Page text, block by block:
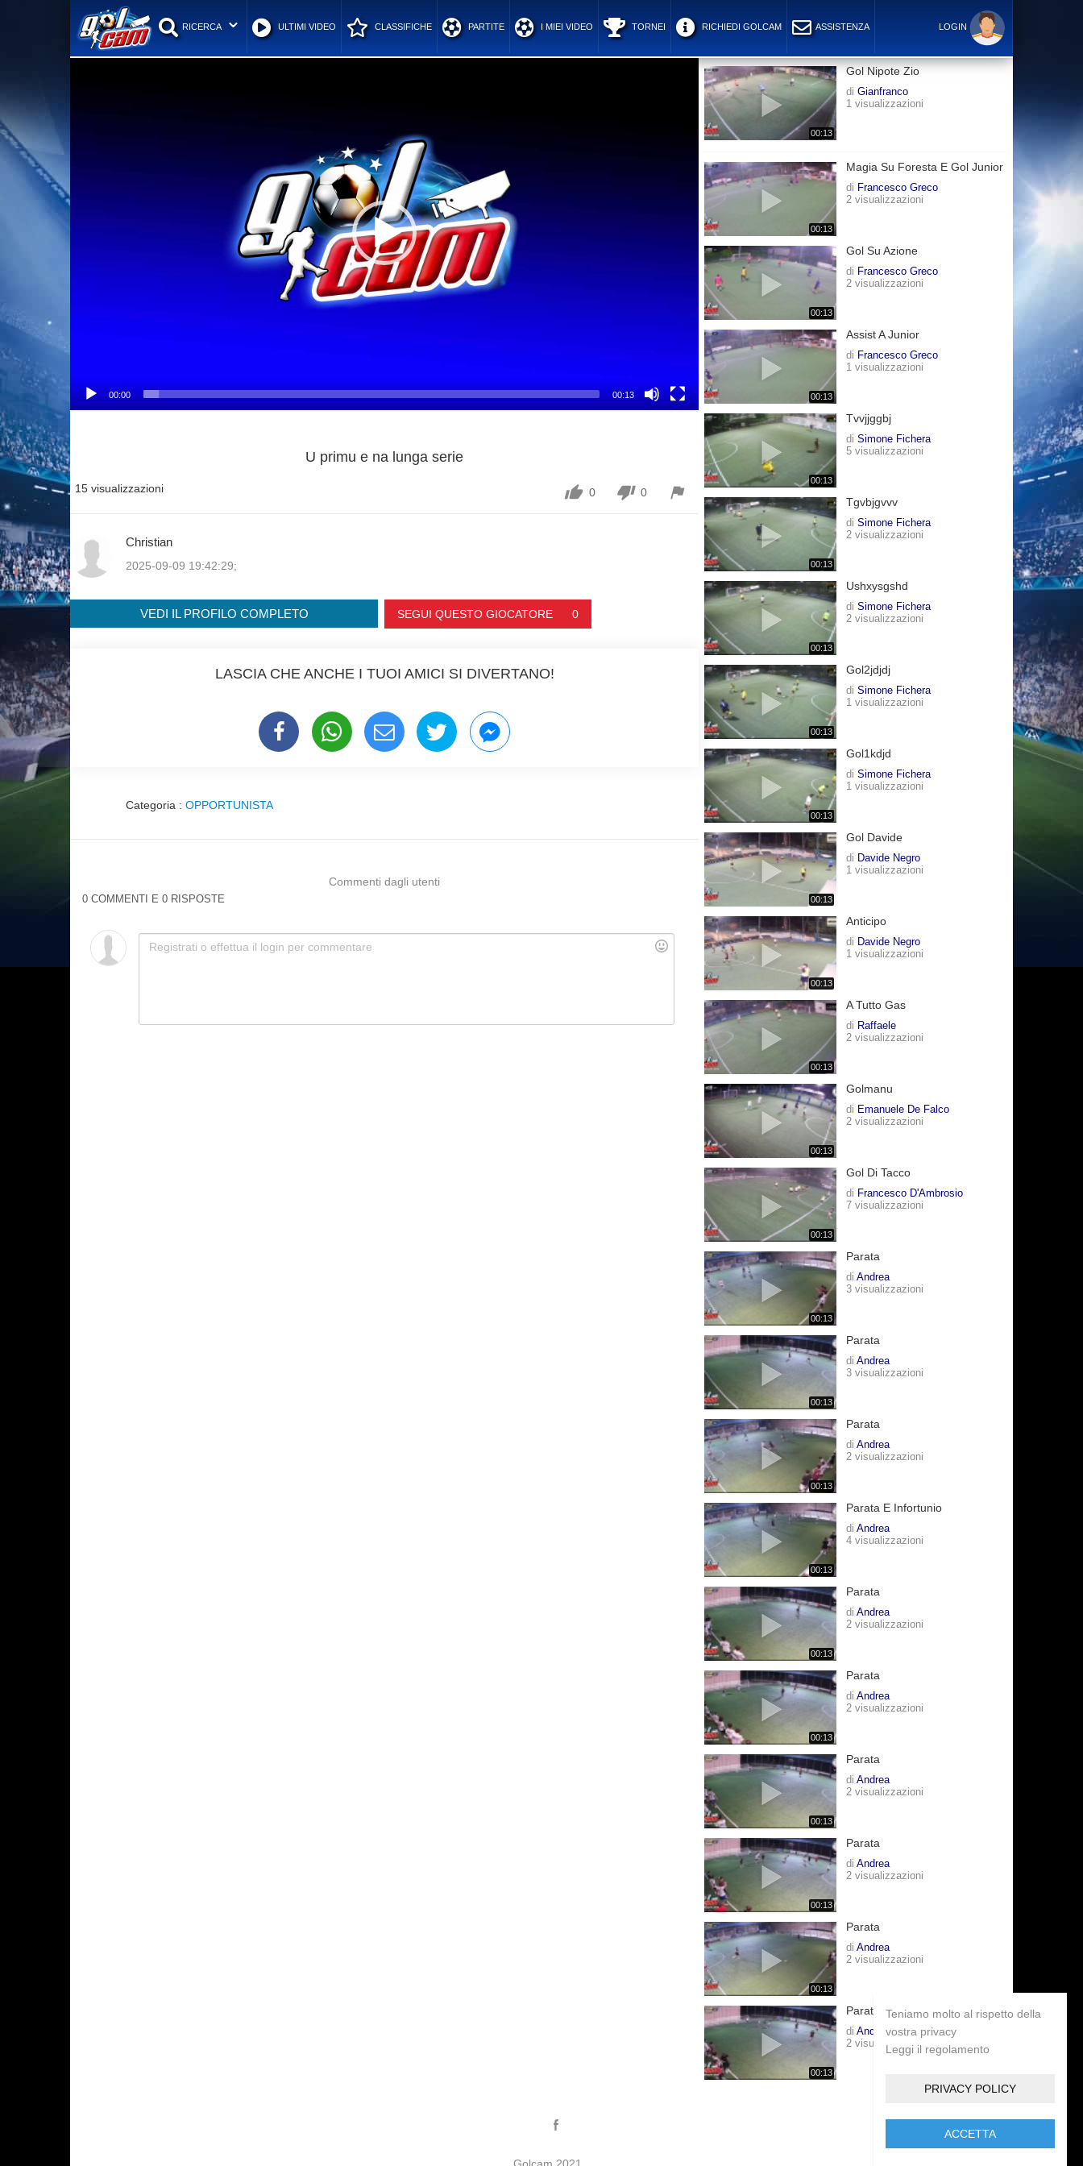
RICERCA ULTIMI VIDEO CLASSIFICHE PARTITE I MIEI VIDEO TORNEI RICHIEDI GOLCAM ASSISTENZA LOGIN
00:00 00:13
00:13
Gol Nipote Zio
di Gianfranco
1 visualizzazioni
00:13
Magia Su Foresta E Gol Junior
di Francesco Greco
2 visualizzazioni
00:13
Gol Su Azione
di Francesco Greco
2 visualizzazioni
00:13
Assist A Junior
di Francesco Greco
1 visualizzazioni
00:13
Tvvjjggbj
di Simone Fichera
5 visualizzazioni
00:13
Tgvbjgvvv
di Simone Fichera
2 visualizzazioni
00:13
Ushxysgshd
di Simone Fichera
2 visualizzazioni
00:13
Gol2jdjdj
di Simone Fichera
1 visualizzazioni
00:13
Gol1kdjd
di Simone Fichera
1 visualizzazioni
00:13
Gol Davide
di Davide Negro
1 visualizzazioni
00:13
Anticipo
di Davide Negro
1 visualizzazioni
00:13
A Tutto Gas
di Raffaele
2 visualizzazioni
00:13
Golmanu
di Emanuele De Falco
2 visualizzazioni
00:13
Gol Di Tacco
di Francesco D'Ambrosio
7 visualizzazioni
00:13
Parata
di Andrea
3 visualizzazioni
00:13
Parata
di Andrea
3 visualizzazioni
00:13
Parata
di Andrea
2 visualizzazioni
00:13
Parata E Infortunio
di Andrea
4 visualizzazioni
00:13
Parata
di Andrea
2 visualizzazioni
00:13
Parata
di Andrea
2 visualizzazioni
00:13
Parata
di Andrea
2 visualizzazioni
00:13
Parata
di Andrea
2 visualizzazioni
00:13
Parata
di Andrea
2 visualizzazioni
00:13
Parata
di Andrea
2 visualizzazioni
U primu e na lunga serie
15 visualizzazioni  0  0 
Christian
2025-09-09 19:42:29;
VEDI IL PROFILO COMPLETO SEGUI QUESTO GIOCATORE 0
LASCIA CHE ANCHE I TUOI AMICI SI DIVERTANO!
Categoria : OPPORTUNISTA
Commenti dagli utenti
0 COMMENTI E 0 RISPOSTE
Teniamo molto al rispetto della
vostra privacy
Leggi il regolamento
PRIVACY POLICY
ACCETTA